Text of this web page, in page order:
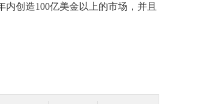
创造100亿美金以上的市场，并且